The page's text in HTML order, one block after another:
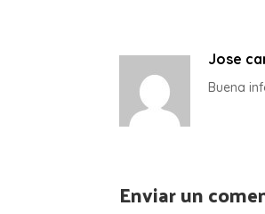
Jose
Buena
Enviar un